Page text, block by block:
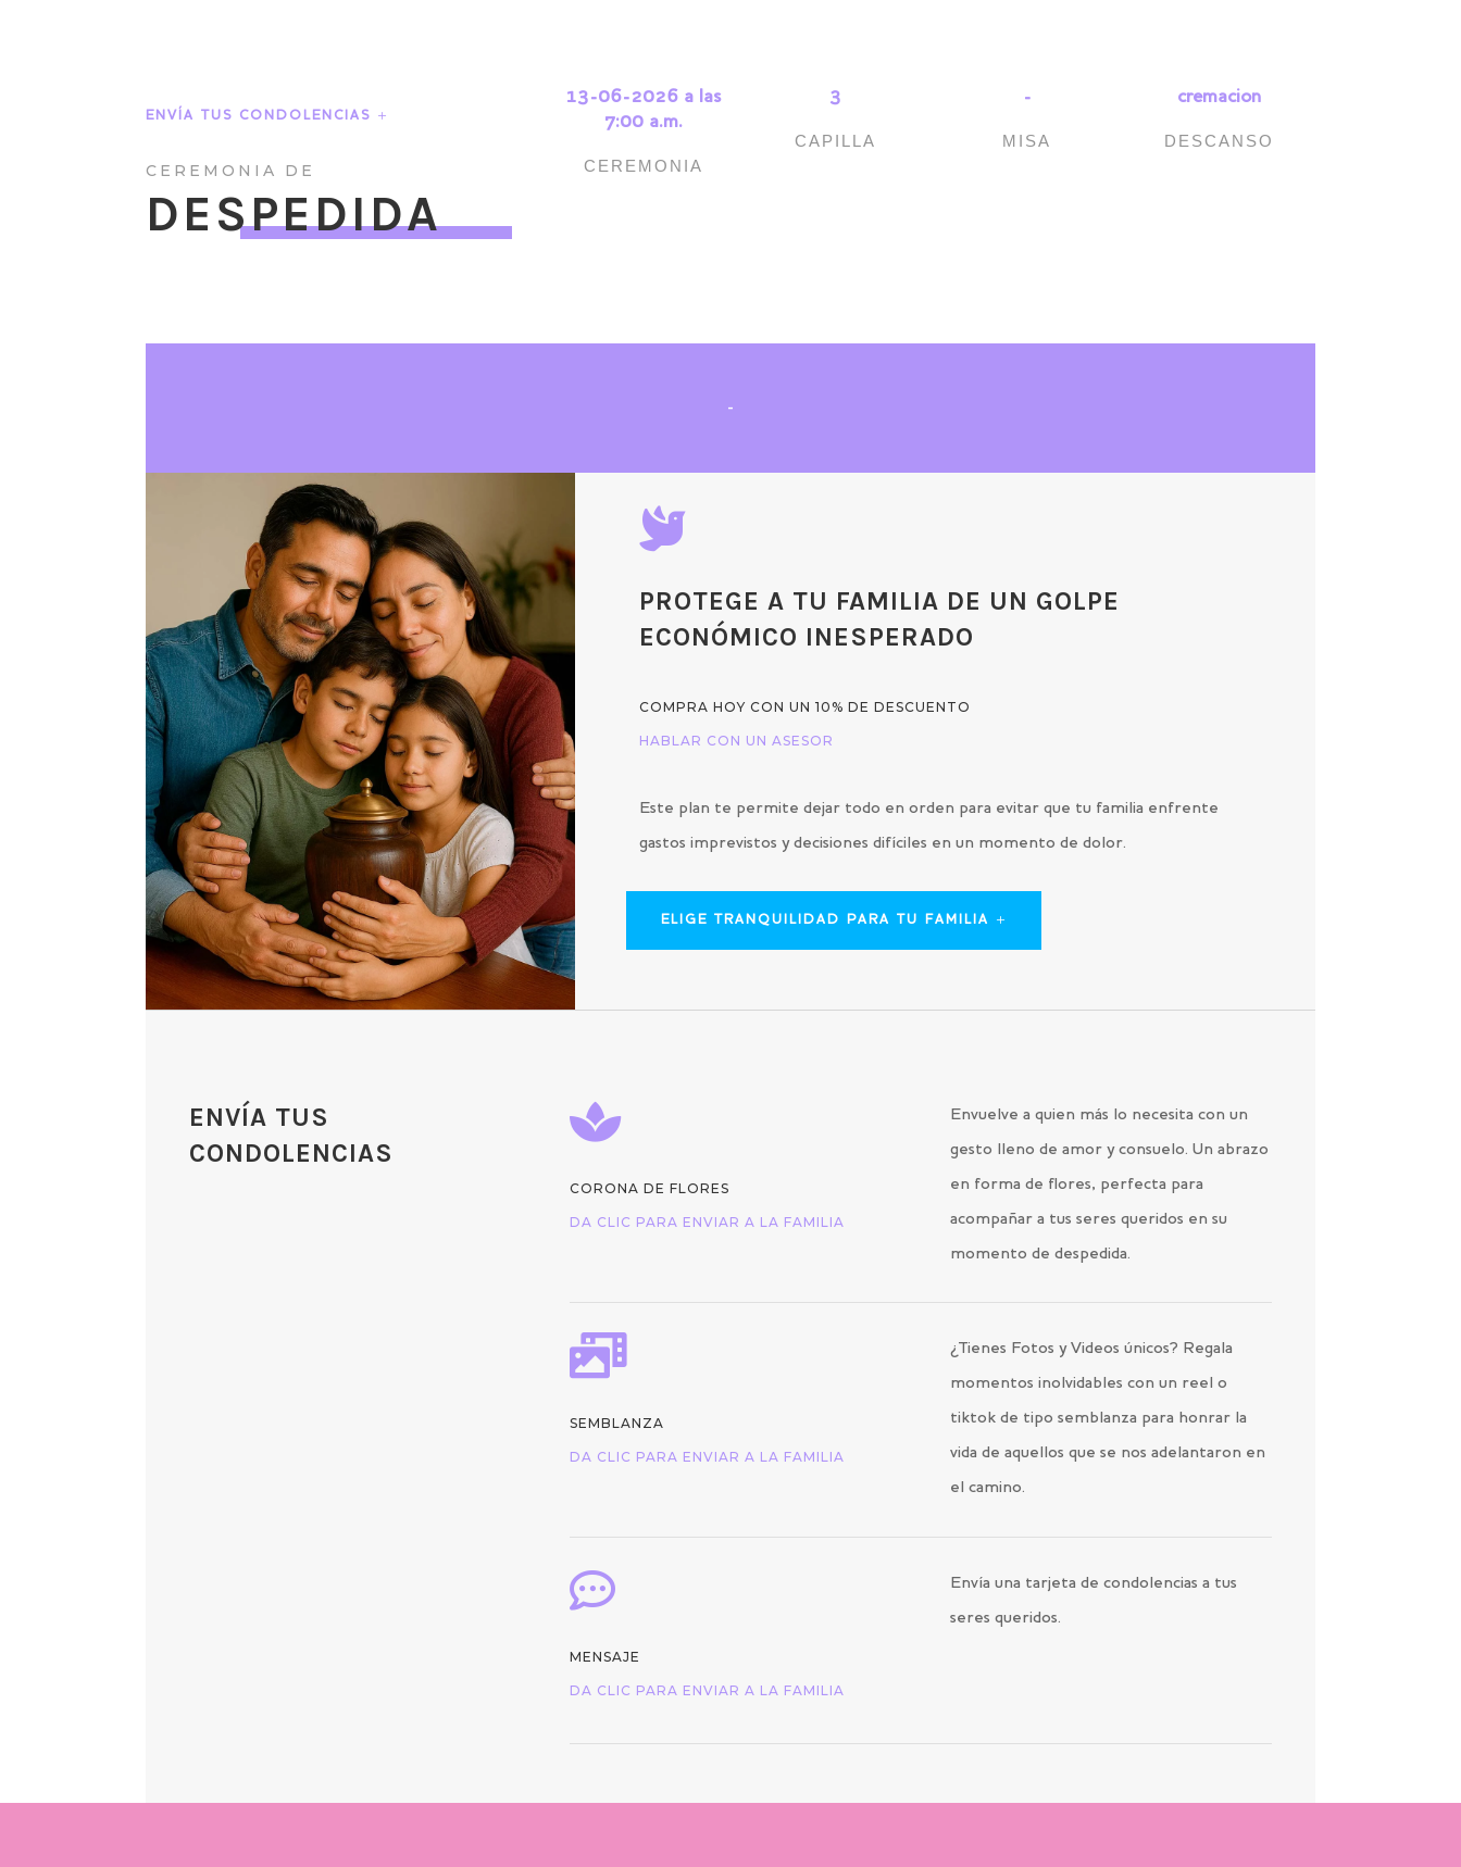
ENVÍA TUS CONDOLENCIAS
CEREMONIA DE
DESPEDIDA
13-06-2026 a las
7:00 a.m.
CEREMONIA
3
CAPILLA
-
MISA
cremacion
DESCANSO
-

PROTEGE A TU FAMILIA DE UN GOLPE
ECONÓMICO INESPERADO
COMPRA HOY CON UN 10% DE DESCUENTO
HABLAR CON UN ASESOR
Este plan te permite dejar todo en orden para evitar que tu familia enfrente
gastos imprevistos y decisiones difíciles en un momento de dolor.
ELIGE TRANQUILIDAD PARA TU FAMILIA
ENVÍA TUS
CONDOLENCIAS

CORONA DE FLORES
DA CLIC PARA ENVIAR A LA FAMILIA
Envuelve a quien más lo necesita con un
gesto lleno de amor y consuelo. Un abrazo
en forma de flores, perfecta para
acompañar a tus seres queridos en su
momento de despedida.

SEMBLANZA
DA CLIC PARA ENVIAR A LA FAMILIA
¿Tienes Fotos y Videos únicos? Regala
momentos inolvidables con un reel o
tiktok de tipo semblanza para honrar la
vida de aquellos que se nos adelantaron en
el camino.

MENSAJE
DA CLIC PARA ENVIAR A LA FAMILIA
Envía una tarjeta de condolencias a tus
seres queridos.